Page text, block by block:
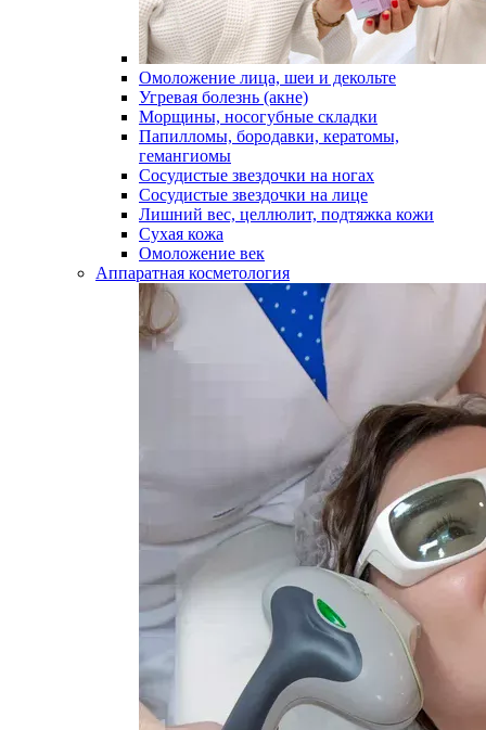
Омоложение лица, шеи и декольте
Угревая болезнь (акне)
Морщины, носогубные складки
Папилломы, бородавки, кератомы,
гемангиомы
Сосудистые звездочки на ногах
Сосудистые звездочки на лице
Лишний вес, целлюлит, подтяжка кожи
Сухая кожа
Омоложение век
Аппаратная косметология